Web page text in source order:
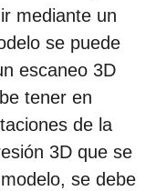
mediante un
se puede
escaneo 3D
tener en
de la
3D que se
se debe